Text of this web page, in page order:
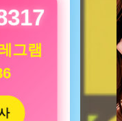
그램